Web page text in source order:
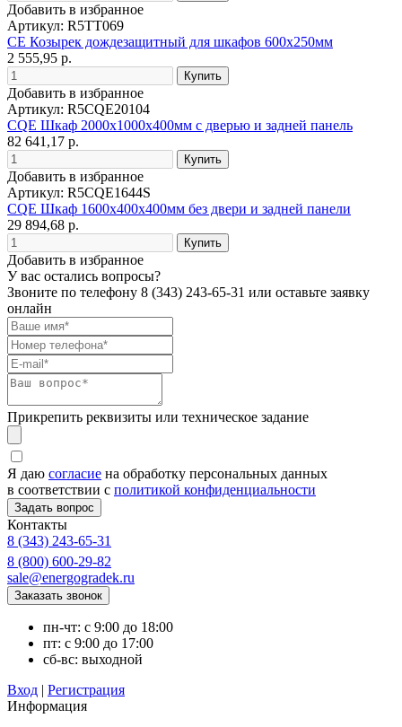
Добавить в избранное
Артикул: R5TT069
CE Козырек дождезащитный для шкафов 600x250мм
2 555,95 р.
Добавить в избранное
Артикул: R5CQE20104
CQE Шкаф 2000x1000x400мм с дверью и задней панель
82 641,17 р.
Добавить в избранное
Артикул: R5CQE1644S
CQE Шкаф 1600x400x400мм без двери и задней панели
29 894,68 р.
Добавить в избранное
У вас остались вопросы?
Звоните по телефону 8 (343) 243-65-31 или оставьте заявку
онлайн
Прикрепить реквизиты или техническое задание
Я даю согласие на обработку персональных данных
в соответствии с политикой конфиденциальности
Контакты
8 (343) 243-65-31
8 (800) 600-29-82
sale@energogradek.ru
пн-чт: с 9:00 до 18:00
пт: с 9:00 до 17:00
сб-вс: выходной
Вход | Регистрация
Информация